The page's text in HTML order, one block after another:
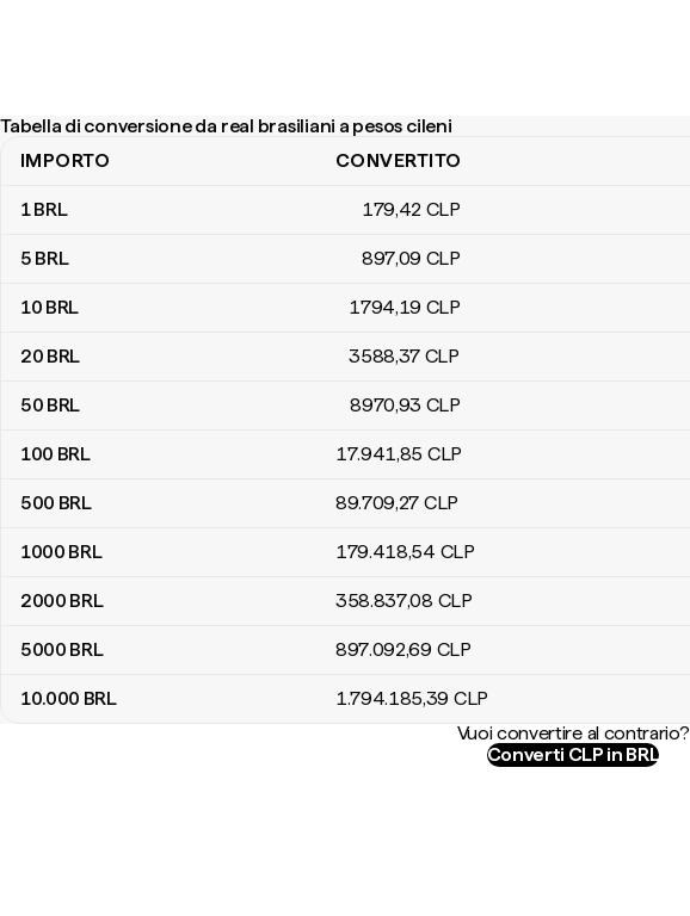
Tabella di conversione da real brasiliani a pesos cileni
Tabella di conversione da real brasiliani a pesos cileni
IMPORTO CONVERTITO
1BRL 179,42 CLP
5 BRL 897,09 CLP
10 BRL 1794,19 CLP
20 BRL 3588,37 CLP
50 BRL 8970,93 CLP
100 BRL 17.941,85 CLP
500 BRL 89.709,27 CLP
1000 BRL 179.418,54 CLP
2000 BRL 358.837,08 CLP
5000 BRL 897.092,69 CLP
10.000 BRL 1.794.185,39 CLP
Vuoi convertire al contrario?
Converti CLP in BRL